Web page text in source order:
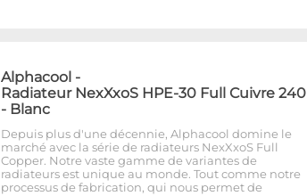
Alphacool -
Radiateur NexXxoS HPE-30 Full Cuivre 240
- Blanc
Depuis plus d'une décennie, Alphacool domine le
marché avec la série de radiateurs NexXxoS Full
Copper. Notre vaste gamme de variantes de
radiateurs est unique au monde. Tout comme notre
processus de fabrication, qui nous permet de